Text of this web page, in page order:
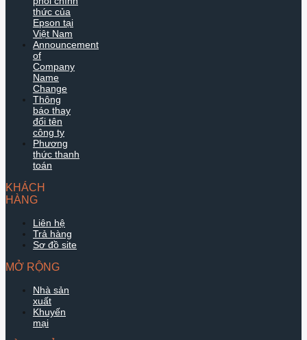
thức của
Epson tại
Việt Nam
Announcement
of
Company
Name
Change
Thông
báo thay
đổi tên
công ty
Phương
thức thanh
toán
KHÁCH
HÀNG
Liên hệ
Trả hàng
Sơ đồ site
MỞ RỘNG
Nhà sản
xuất
Khuyến
mại